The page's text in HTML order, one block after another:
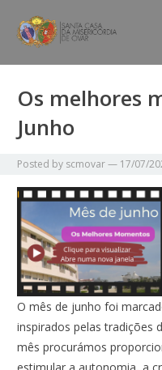
Os melhores
Junho
Posted by scmovar— 17/07/
O mês de junho foi
inspirados pelas tradições
mês procurámos